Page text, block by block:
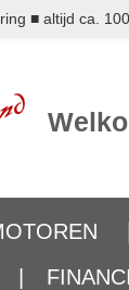
■ altijd ca.